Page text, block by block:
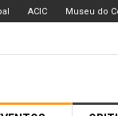
ACIC Museu do